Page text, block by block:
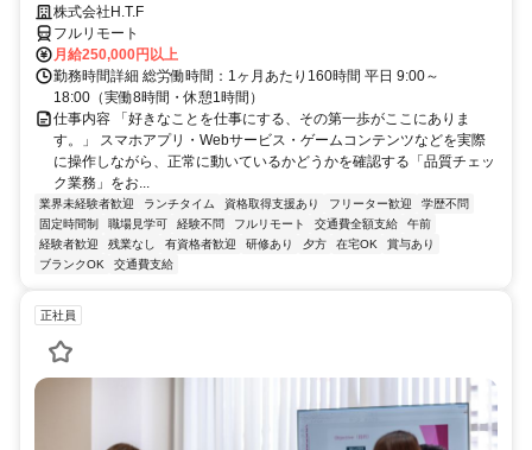
株式会社H.T.F
フルリモート
月給250,000円以上
勤務時間詳細 総労働時間：1ヶ月あたり160時間 平日 9:00～
18:00（実働8時間・休憩1時間）
仕事内容 「好きなことを仕事にする、その第一歩がここにありま
す。」 スマホアプリ・Webサービス・ゲームコンテンツなどを実際
に操作しながら、正常に動いているかどうかを確認する「品質チェッ
ク業務」をお...
業界未経験者歓迎 ランチタイム 資格取得支援あり フリーター歓迎
学歴不問
固定時間制
職場見学可 経験不問 フルリモート 交通費全額支給
午前
経験者歓迎
残業なし 有資格者歓迎 研修あり 夕方 在宅OK
賞与あり
ブランクOK
交通費支給
正社員